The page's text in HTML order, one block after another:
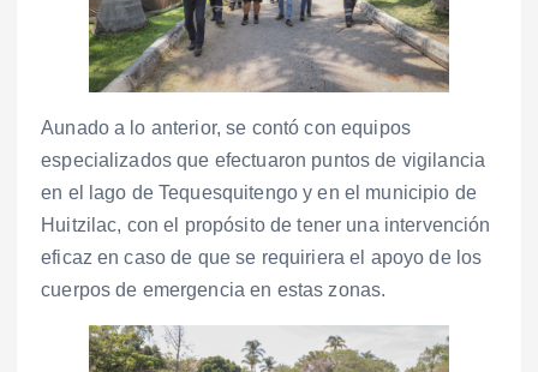
Aunado a lo anterior, se contó con equipos
especializados que efectuaron puntos de vigilancia
en el lago de Tequesquitengo y en el municipio de
Huitzilac, con el propósito de tener una intervención
eficaz en caso de que se requiriera el apoyo de los
cuerpos de emergencia en estas zonas.